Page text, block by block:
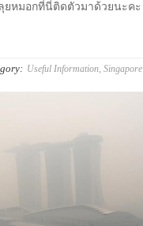
หมอกที่นี่ติดตัวมาด้วยนะคะ
Useful Information,Singapore